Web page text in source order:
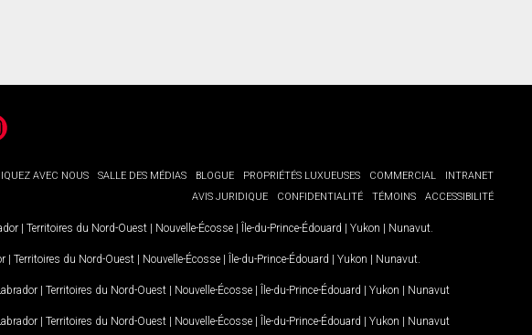
AVEC NOUS SALLE DES MÉDIAS BLOGUE PROPRIÉTÉS LUXUEUSES COMMERCIAL
INTRANET
AVIS JURIDIQUE
CONFIDENTIALITÉ TÉMOINS ACCESSIBILITÉ
| Territoires du Nord-Ouest | Nouvelle-Écosse | Île-du-Prince-Édouard | Yukon | Nunavut
| Territoires du Nord-Ouest | Nouvelle-Écosse | Île-du-Prince-Édouard | Yukon | Nunavut
| Territoires du Nord-Ouest | Nouvelle-Écosse | Île-du-Prince-Édouard | Yukon | Nunavut
| Territoires du Nord-Ouest | Nouvelle-Écosse | Île-du-Prince-Édouard | Yukon | Nunavut